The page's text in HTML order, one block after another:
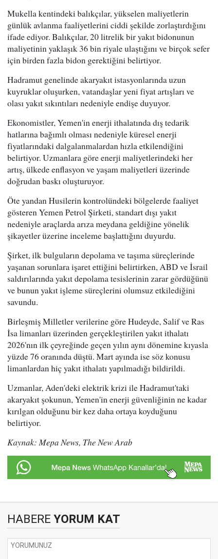
Mukella kentindeki balıkçılar, yükselen maliyetlerin
günlük avlanma faaliyetlerini ciddi şekilde zorlaştırdığını
ifade ediyor. Balıkçılar, 20 litrelik bir yakıt bidonunun
maliyetinin yaklaşık 36 bin riyale ulaştığını ve birçok sefer
için birden fazla bidon gerektiğini belirtiyor.
Hadramut genelinde akaryakıt istasyonlarında uzun
kuyruklar oluşurken, vatandaşlar yeni fiyat artışları ve
olası yakıt sıkıntıları nedeniyle endişe duyuyor.
Ekonomistler, Yemen'in enerji ithalatında dış tedarik
hatlarına bağımlı olması nedeniyle küresel enerji
fiyatlarındaki dalgalanmalardan hızla etkilendiğini
belirtiyor. Uzmanlara göre enerji maliyetlerindeki her
artış, ülkede enflasyon ve yaşam maliyetleri üzerinde
doğrudan baskı oluşturuyor.
Öte yandan Husilerin kontrolündeki bölgelerde faaliyet
gösteren Yemen Petrol Şirketi, standart dışı yakıt
nedeniyle araçlarda arıza meydana geldiğine yönelik
şikayetler üzerine inceleme başlattığını duyurdu.
Şirket, ilk bulguların depolama ve taşıma süreçlerinde
yaşanan sorunlara işaret ettiğini belirtirken, ABD ve İsrail
saldırılarında yakıt depolama tesislerinin zarar gördüğünü
ve bunun yakıt işleme süreçlerini olumsuz etkilediğini
savundu.
Birleşmiş Milletler verilerine göre Hudeyde, Salif ve Ras
İsa limanları üzerinden gerçekleştirilen yakıt ithalatı
2026'nın ilk çeyreğinde geçen yılın aynı dönemine kıyasla
yüzde 76 oranında düştü. Mart ayında ise söz konusu
limanlardan hiç yakıt ithalatı yapılmadığı bildirildi.
Uzmanlar, Aden'deki elektrik krizi ile Hadramut'taki
akaryakıt şokunun, Yemen'in enerji güvenliğinin ne kadar
kırılgan olduğunu bir kez daha ortaya koyduğunu
belirtiyor.
Kaynak: Mepa News, The New Arab
HABERE YORUM KAT